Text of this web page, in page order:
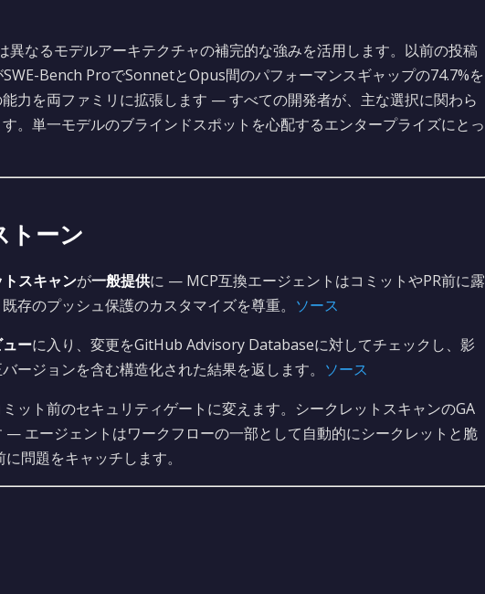
異なるモデルアーキテクチャの補完的な強みを活用します。以前の投稿
Bench ProでSonnetとOpus間のパフォーマンスギャップの74.7%を
力を両ファミリに拡張します — すべての開発者が、主な選択に関わら
。単一モデルのブラインドスポットを心配するエンタープライズにとっ
トーン
スキャンが一般提供に — MCP互換エージェントはコミットやPR前に露
存のプッシュ保護のカスタマイズを尊重。 ソース
ーに入り、変更をGitHub Advisory Databaseに対してチェックし、影
ージョンを含む構造化された結果を返します。 ソース
ット前のセキュリティゲートに変えます。シークレットスキャンのGA
エージェントはワークフローの一部として自動的にシークレットと脆
問題をキャッチします。